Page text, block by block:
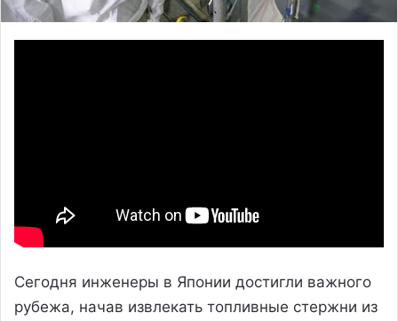
Сегодня инженеры в Японии достигли важного
рубежа, начав извлекать топливные стержни из